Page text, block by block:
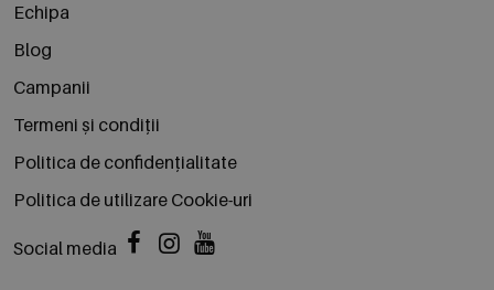
Echipa
Blog
Campanii
Termeni și condiții
Politica de confidențialitate
Politica de utilizare Cookie-uri
Social media